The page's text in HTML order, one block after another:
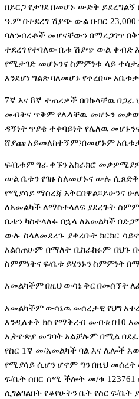
በይርጋ የታገደ በመሆኑ ውድቅ ይደረግልኝ
ዓ.ም በተደረገ ሽያጭ ውል በብር 23,000
ባለንብረቶች መሆናቸውን በማረጋገጥ
ተደረገየተባለው ቤቱ ሽያጭ ውል ቀብድ
የሚታገድ መሆኑንና ስምምነቱ ላይ
እንደሆነ ግልጽባለመሆኑ የቀረበው አቤቱታ
7ኛ እና 8ኛ ተጠሪዎች በበኩላቸዉ በጋራ
መብትና ጥቅም የሌላቸዉ መሆኑን
ዳኝነት ጥያቄ ተቀባይነት የሌለዉ
ሸያጩአይመለከተኝም፤በመሆኑም
ፍ/ቤቱምግራ ቀኙን አከራክሮ
ውል ቤቱን የገዙ ስለመሆኑና ውሉ ሲጸድቅ
የሚያሳይ ማስረጃ አቅርበዋል፡፡ይሁንና
ለአመልካች ለማስተላለፍ ያደረጉት
ቤቱን ካስተላለፉ በኋላ ለአመልካች
ውሉ ስላለመደረጉ ያቀረቡት ክርክር
አልሰጠሁም በማለት ቢከራከሩም በህጉ
ስምምነትናፍ/ቤቱ ይሄንኑንስምምነት
አመልካችምበዚህ ውሳኔ ቅር በመሰኘት
አመልካችም ውሳኔዉ መሰረታዊ የህግ
እንዲለቀቅ ክስ የማቅረብ መብቱ በ10
ኢትዮጵያ መግባት አልቻሉም በሚል
የስር 1 ኛ መ/አመልካች ባል እና ሌሎች
የሚያሳይ ሲሆን ሆኖም ግን በዚህ መሰረት
ፍ/ቤት ሰበር ሰሚ ችሎት መ/ቁ 123761
ሲገልገልበት የቆየሁትን ቤት የስር ፍ/ቤት